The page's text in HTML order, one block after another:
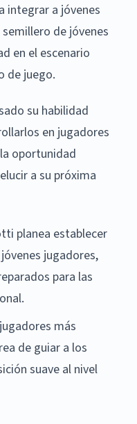
integrar a jóvenes
de jóvenes
en el escenario
de juego.
su habilidad
en jugadores
oportunidad
a su próxima
planea establecer
jugadores,
para las
más
de guiar a los
suave al nivel